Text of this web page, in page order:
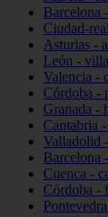
Barcelona
Ciudad-
Asturias -
León -
Valencia -
Córdoba -
Granada -
Cantabria
Valladolid
Barcelona
Cuenca -
Córdoba -